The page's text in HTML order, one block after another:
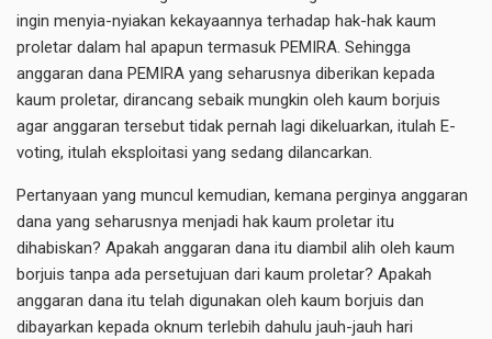
ingin menyia-nyiakan kekayaannya terhadap hak-hak kaum
proletar dalam hal apapun termasuk PEMIRA. Sehingga
anggaran dana PEMIRA yang seharusnya diberikan kepada
kaum proletar, dirancang sebaik mungkin oleh kaum borjuis
agar anggaran tersebut tidak pernah lagi dikeluarkan, itulah E-
voting, itulah eksploitasi yang sedang dilancarkan.
Pertanyaan yang muncul kemudian, kemana perginya anggaran
dana yang seharusnya menjadi hak kaum proletar itu
dihabiskan? Apakah anggaran dana itu diambil alih oleh kaum
borjuis tanpa ada persetujuan dari kaum proletar? Apakah
anggaran dana itu telah digunakan oleh kaum borjuis dan
dibayarkan kepada oknum terlebih dahulu jauh-jauh hari